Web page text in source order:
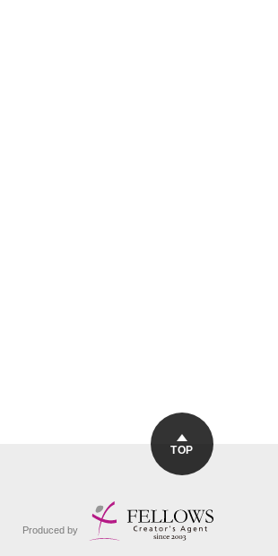
TOP
Produced by